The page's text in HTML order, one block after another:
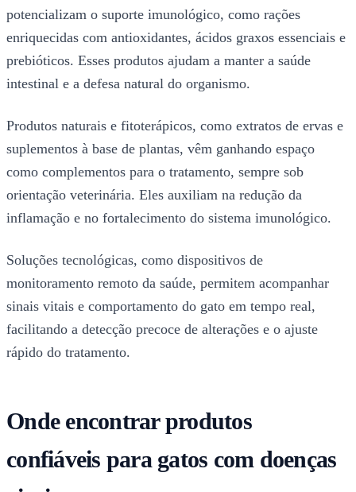
potencializam o suporte imunológico, como rações
enriquecidas com antioxidantes, ácidos graxos essenciais e
prebióticos. Esses produtos ajudam a manter a saúde
intestinal e a defesa natural do organismo.
Produtos naturais e fitoterápicos, como extratos de ervas e
suplementos à base de plantas, vêm ganhando espaço
como complementos para o tratamento, sempre sob
orientação veterinária. Eles auxiliam na redução da
inflamação e no fortalecimento do sistema imunológico.
Soluções tecnológicas, como dispositivos de
monitoramento remoto da saúde, permitem acompanhar
sinais vitais e comportamento do gato em tempo real,
facilitando a detecção precoce de alterações e o ajuste
rápido do tratamento.
Onde encontrar produtos
confiáveis para gatos com doenças